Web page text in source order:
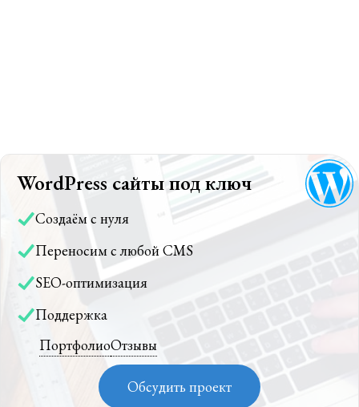
WordPress сайты под ключ
Создаём с нуля
Переносим с любой CMS
SEO-оптимизация
Поддержка
ПортфолиоОтзывы
Обсудить проект